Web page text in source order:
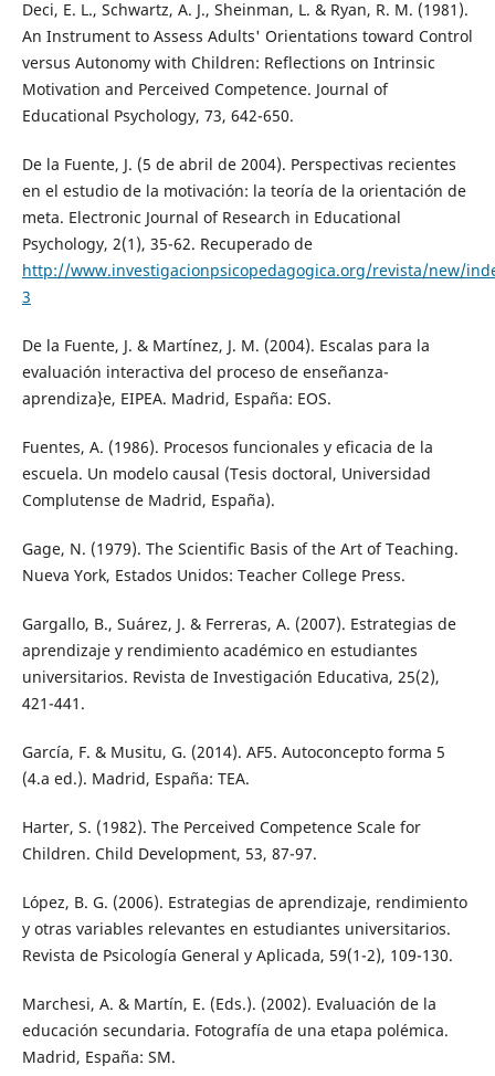
Deci, E. L., Schwartz, A. J., Sheinman, L. & Ryan, R. M. (1981).
An Instrument to Assess Adults' Orientations toward Control
versus Autonomy with Children: Reflections on Intrinsic
Motivation and Perceived Competence. Journal of
Educational Psychology, 73, 642-650.
De la Fuente, J. (5 de abril de 2004). Perspectivas recientes
en el estudio de la motivación: la teoría de la orientación de
meta. Electronic Journal of Research in Educational
Psychology, 2(1), 35-62. Recuperado de
http://www.investigacionpsicopedagogica.org/revista/new/
3
De la Fuente, J. & Martínez, J. M. (2004). Escalas para la
evaluación interactiva del proceso de enseñanza-
aprendiza}e, EIPEA. Madrid, España: EOS.
Fuentes, A. (1986). Procesos funcionales y eficacia de la
escuela. Un modelo causal (Tesis doctoral, Universidad
Complutense de Madrid, España).
Gage, N. (1979). The Scientific Basis of the Art of Teaching.
Nueva York, Estados Unidos: Teacher College Press.
Gargallo, B., Suárez, J. & Ferreras, A. (2007). Estrategias de
aprendizaje y rendimiento académico en estudiantes
universitarios. Revista de Investigación Educativa, 25(2),
421-441.
García, F. & Musitu, G. (2014). AF5. Autoconcepto forma 5
(4.a ed.). Madrid, España: TEA.
Harter, S. (1982). The Perceived Competence Scale for
Children. Child Development, 53, 87-97.
López, B. G. (2006). Estrategias de aprendizaje, rendimiento
y otras variables relevantes en estudiantes universitarios.
Revista de Psicología General y Aplicada, 59(1-2), 109-130.
Marchesi, A. & Martín, E. (Eds.). (2002). Evaluación de la
educación secundaria. Fotografía de una etapa polémica.
Madrid, España: SM.